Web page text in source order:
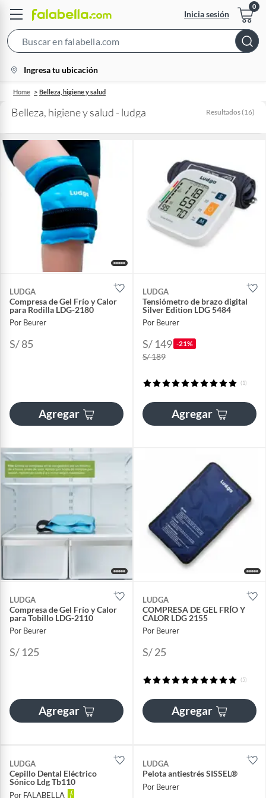
Inicia sesión
Bar
location-
icon
Ingresa tu ubicación
Home Belleza, higiene y salud
Belleza, higiene y salud - ludga Resultados (16)
LUDGA
Compresa de Gel Frío y Calor
para Rodilla LDG-2180
Por Beurer
S/ 85
Agregar
LUDGA
Tensiómetro de brazo digital
Silver Edition LDG 5484
Por Beurer
S/ 149 -21%
S/ 189
(1)
Agregar
LUDGA
Compresa de Gel Frío y Calor
para Tobillo LDG-2110
Por Beurer
S/ 125
Agregar
LUDGA
COMPRESA DE GEL FRÍO Y
CALOR LDG 2155
Por Beurer
S/ 25
(5)
Agregar
LUDGA
Cepillo Dental Eléctrico
Sónico Ldg Tb110
Por FALABELLA
LUDGA
Pelota antiestrés SISSEL®
Por Beurer